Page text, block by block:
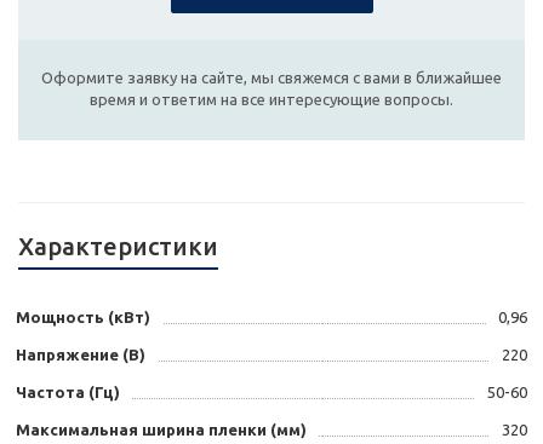
Оформите заявку на сайте, мы свяжемся с вами в ближайшее
время и ответим на все интересующие вопросы.
Характеристики
Мощность (кВт) 0,96
Напряжение (В) 220
Частота (Гц) 50-60
Максимальная ширина пленки (мм) 320